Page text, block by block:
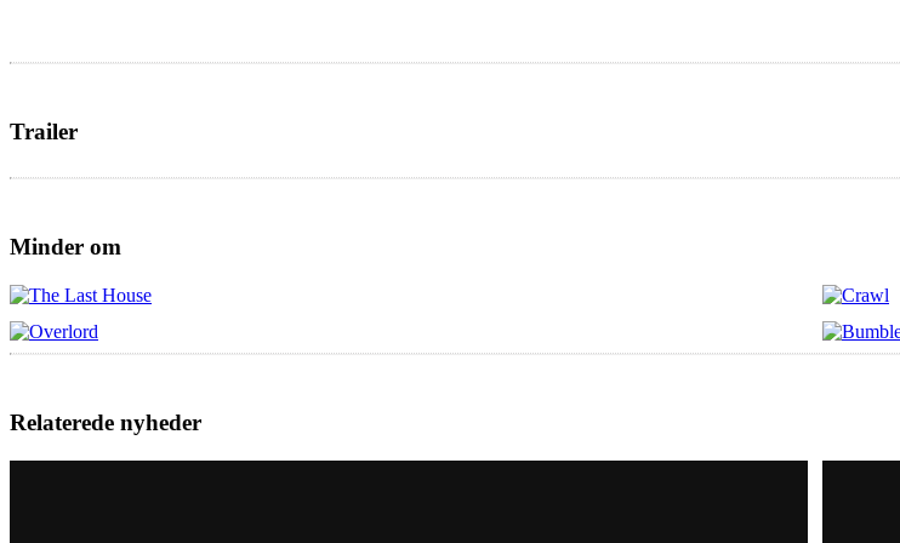
Trailer
Minder om
Relaterede nyheder